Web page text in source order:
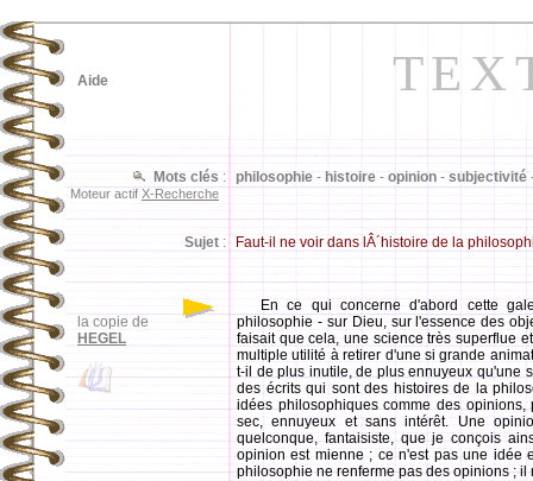
la copie de
HEGEL
philosophie - histoire - opinion - subjectivité
Mots clés :
Moteur actif X-Recherche
Sujet : Faut-il ne voir dans lÂ´histoire de la
Aide
En ce qui concerne d'abord cette
philosophie - sur Dieu, sur l'essence des
faisait que cela, une science très superflue
multiple utilité à retirer d'une si grande
t-il de plus inutile, de plus ennuyeux qu'une
des écrits qui sont des histoires de la
idées philosophiques comme des
sec, ennuyeux et sans intérêt. Une
quelconque, fantaisiste, que je conçois
opinion est mienne ; ce n'est pas une idée
philosophie ne renferme pas des opinions ;